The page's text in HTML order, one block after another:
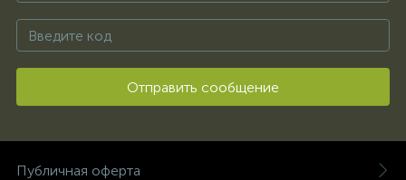
Отправить сообщение
Публичная оферта